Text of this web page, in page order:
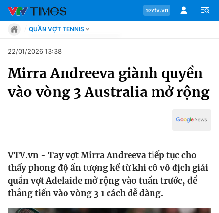
vtv.vn
Chuyên mục
Tin tức
Phong cách
Chân dung
QUẦN VỢT TENNIS
Move
Phong cách
Sự kiện
Bên lề
22/01/2026 13:38
Mirra Andreeva giành quyền
vào vòng 3 Australia mở rộng
VTV.vn - Tay vợt Mirra Andreeva tiếp tục cho
thấy phong độ ấn tượng kể từ khi cô vô địch giải
quần vợt Adelaide mở rộng vào tuần trước, để
thẳng tiến vào vòng 3 1 cách dễ dàng.